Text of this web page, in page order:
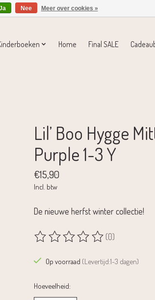
Home Final SALE
Lil’ Boo Hygge
Purple 1-3 Y
€15,90
Incl. btw
De nieuwe herfst winter collectie!
De beoordeling van dit product is
(0)
Op voorraad (Levertijd:1-3 dagen)
Hoeveelheid:
Nee Meer over cookies »